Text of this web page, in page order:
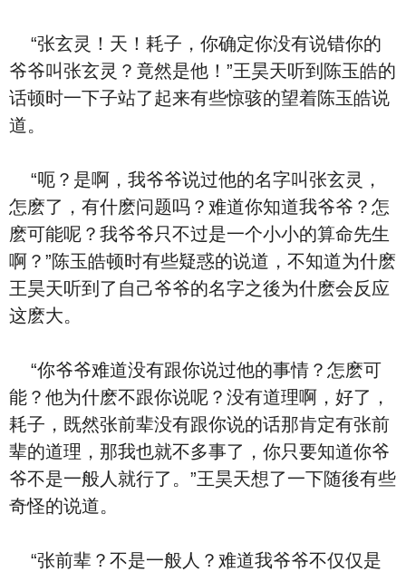
“张玄灵！天！耗子，你确定你没有说错你的
爷爷叫张玄灵？竟然是他！”王昊天听到陈玉皓的
话顿时一下子站了起来有些惊骇的望着陈玉皓说
道。
“呃？是啊，我爷爷说过他的名字叫张玄灵，
怎麽了，有什麽问题吗？难道你知道我爷爷？怎
麽可能呢？我爷爷只不过是一个小小的算命先生
啊？”陈玉皓顿时有些疑惑的说道，不知道为什麽
王昊天听到了自己爷爷的名字之後为什麽会反应
这麽大。
“你爷爷难道没有跟你说过他的事情？怎麽可
能？他为什麽不跟你说呢？没有道理啊，好了，
耗子，既然张前辈没有跟你说的话那肯定有张前
辈的道理，那我也就不多事了，你只要知道你爷
爷不是一般人就行了。”王昊天想了一下随後有些
奇怪的说道。
“张前辈？不是一般人？难道我爷爷不仅仅是